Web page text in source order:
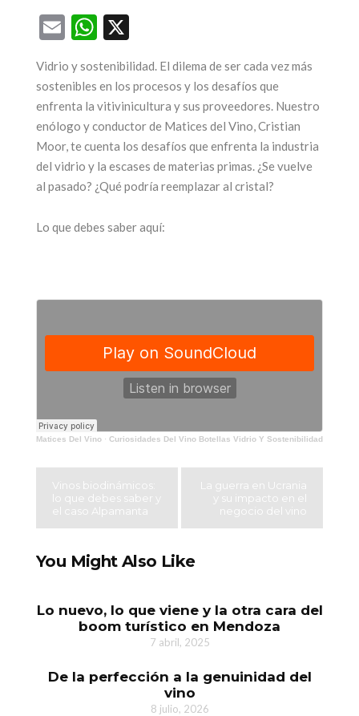
una nueva
de la
feria más
Alta
Gama by
25 años
ícono
turismo
EmailWhatsApp
Vidrio y sostenibilidad. El dilema de ser cada vez más
sostenibles en los procesos y los desafíos que
enfrenta la vitivinicultura y sus proveedores. Nuestro
enólogo y conductor de Matices del Vino, Cristian
Moor, te cuenta los desafíos que enfrenta la industria
del vidrio y la escases de materias primas. ¿Se vuelve
al pasado? ¿Qué podría reemplazar al cristal?
Lo que debes saber aquí:
Matices Del Vino · Curiosidades Del Vino Botellas Vidrio Y Sostenibilidad
Vinos biodinámicos:
lo que debes saber y
el caso Alpamanta
La guerra en Ucrania
y su impacto en el
negocio del vino
You Might Also Like
Lo nuevo, lo que viene y la otra cara del
boom turístico en Mendoza
7 abril, 2025
De la perfección a la genuinidad del
vino
8 julio, 2026